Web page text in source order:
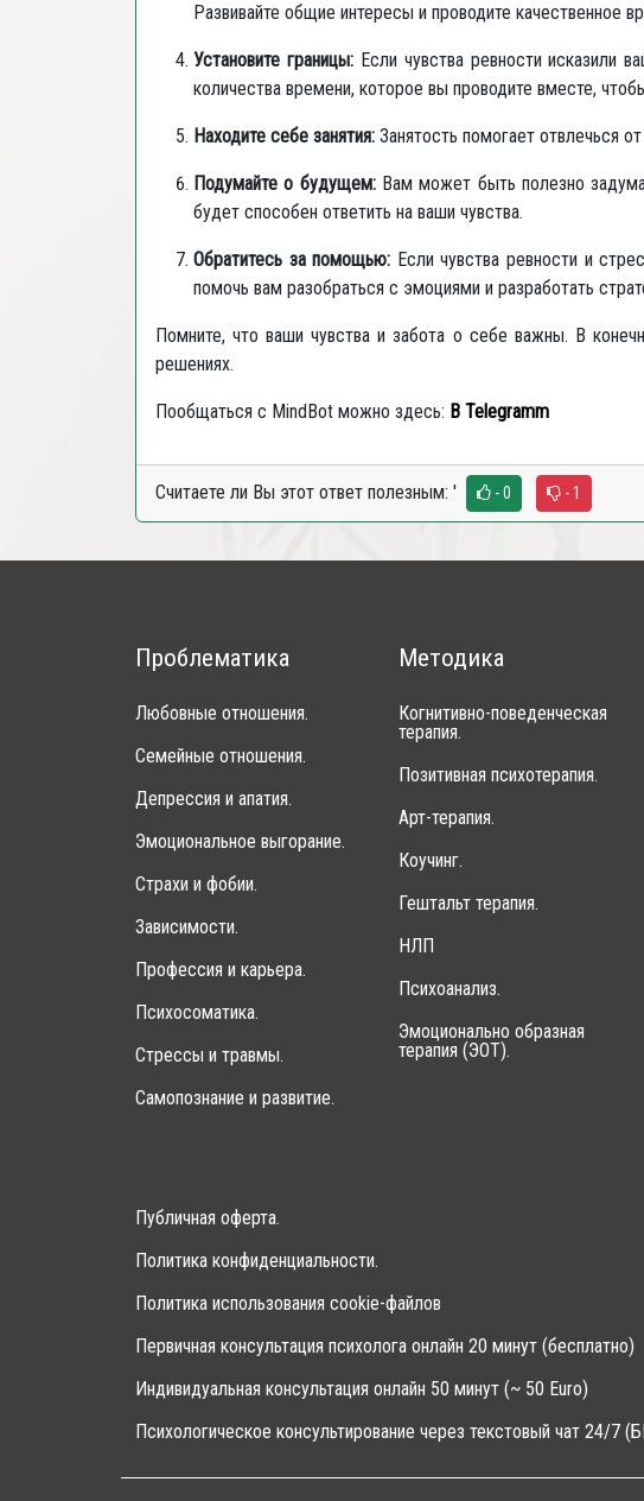
Развивайте общие интересы и проводите качественное
Установите границы:Если чувства ревности исказили
количества времени, которое вы проводите вместе,
Находите себе занятия: Занятость помогает отвлечься
Подумайте о будущем:Вам может быть полезно
будет способен ответить на ваши чувства.
Обратитесь за помощью: Если чувства ревности и
помочь вам разобраться с эмоциями и разработать
Помните, что ваши чувства и забота о себе важны. В
решениях.
Пообщаться с MindBot можно здесь: В Telegramm
Считаете ли Вы этот ответ полезным: ' - 0 - 1
Проблематика
Любовные отношения.
Семейные отношения.
Депрессия и апатия.
Эмоциональное выгорание.
Страхи и фобии.
Зависимости.
Профессия и карьера.
Психосоматика.
Стрессы и травмы.
Самопознание и развитие.
Методика
Когнитивно-поведенческая
терапия.
Позитивная психотерапия.
Арт-терапия.
Коучинг.
Гештальт терапия.
НЛП
Психоанализ.
Эмоционально образная
терапия (ЭОТ).
Публичная оферта.
Политика конфиденциальности.
Политика использования cookie-файлов
Первичная консультация психолога онлайн 20 минут (бесплатно)
Индивидуальная консультация онлайн 50 минут (~ 50 Euro)
Психологическое консультирование через текстовый чат 24/7